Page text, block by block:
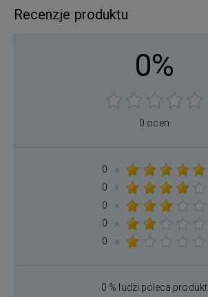
Recenzje produktu
0%
0 ocen
0
×
0
×
0
×
0
×
0
×
0 % ludzi poleca produkt